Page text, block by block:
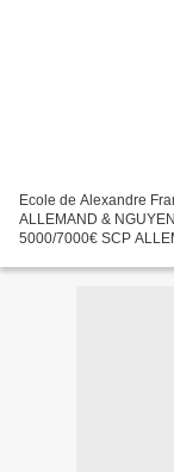
Ecole de Alexandre
ALLEMAND &
5000/7000€ SCP
01.47.70.69.27...